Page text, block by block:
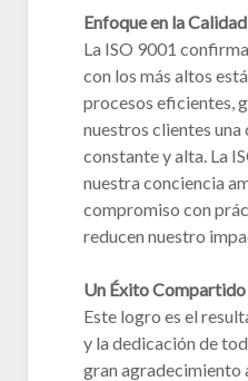
Enfoque en la
La ISO 9001
con los más altos
procesos eficientes,
nuestros clientes
constante y alta. La
nuestra conciencia
compromiso con
reducen nuestro
Un Éxito Compartido
Este logro es el
y la dedicación de
gran agradecimiento